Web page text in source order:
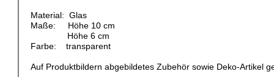
Material: Glas
Maße: Höhe 10 cm
Höhe 6 cm
Farbe: transparent
Auf Produktbildern abgebildetes Zubehör sowie Deko-Artikel